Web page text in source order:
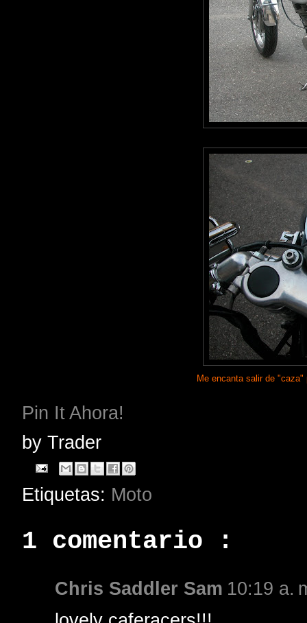
Me encanta salir de
Pin It Ahora!
by Trader
Etiquetas: Moto
1 comentario :
Chris Saddler Sam 10:19 a.